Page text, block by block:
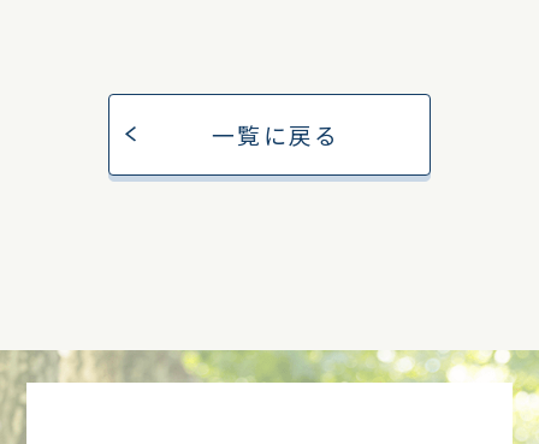
一覧に戻る